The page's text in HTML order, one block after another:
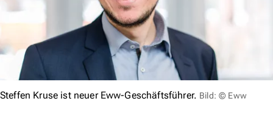
Steffen Kruse ist neuer Eww-Geschäftsführer. Bild: © Eww